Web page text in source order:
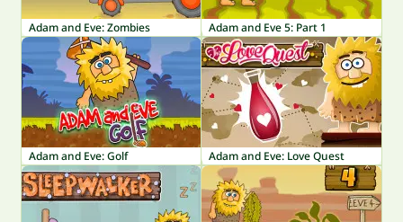
Adam and Eve: Zombies Adam and Eve 5: Part 1
Adam and Eve: Golf Adam and Eve: Love Quest